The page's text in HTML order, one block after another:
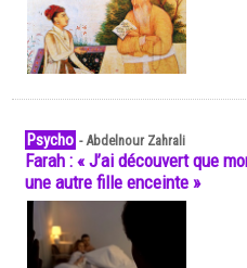
Psycho -Abdelnour Zahrali
Farah : « J’ai découvert que
une autre fille enceinte »